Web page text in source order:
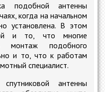
подобной антенны
когда на начальном
установлена. В этом
и то, что многие
монтаж подобного
и то, что к работам
специалист.
антенны